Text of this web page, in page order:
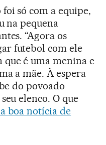
só com a equipe,
na pequena
“Agora os
futebol com ele
é uma menina e
a mãe. À espera
do povoado
elenco. O que
boa notícia de